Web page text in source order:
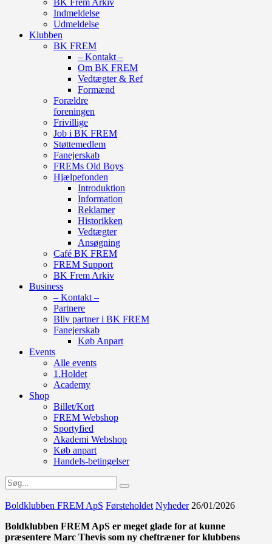
Indmeldelse
Udmeldelse
Klubben
BK FREM
– Kontakt –
Om BK FREM
Vedtægter & Ref
Formænd
Forældre
foreningen
Frivillige
Job i BK FREM
Støttemedlem
Fanejerskab
FREMs Old Boys
Hjælpefonden
Introduktion
Information
Reklamer
Historikken
Vedtægter
Ansøgning
Café BK FREM
FREM Support
BK Frem Arkiv
Business
– Kontakt –
Partnere
Bliv partner i BK FREM
Fanejerskab
Køb Anpart
Events
Alle events
1.Holdet
Academy
Shop
Billet/Kort
FREM Webshop
Sportyfied
Akademi Webshop
Køb anpart
Handels-betingelser
Boldklubben FREM ApS Førsteholdet Nyheder 26/01/2026
Boldklubben FREM ApS er meget glade for at kunne
præsentere Marc Thevis som ny cheftræner for klubbens